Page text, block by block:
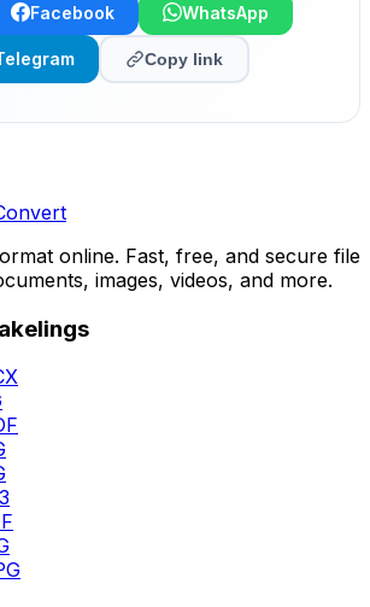
Facebook WhatsApp
Copy link
online. Fast, free, and secure file
images, videos, and more.